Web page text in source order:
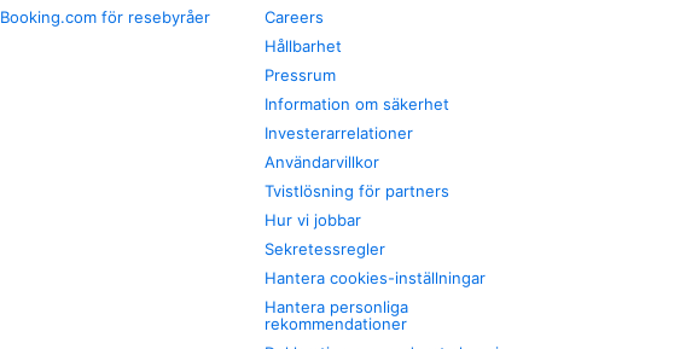
Booking.com för resebyråer
Careers
Hållbarhet
Pressrum
Information om säkerhet
Investerarrelationer
Användarvillkor
Tvistlösning för partners
Hur vi jobbar
Sekretessregler
Hantera cookies-inställningar
Hantera personliga
rekommendationer